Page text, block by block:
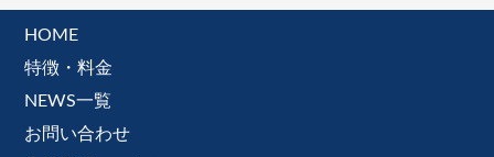
HOME
特徴・料金
NEWS一覧
お問い合わせ